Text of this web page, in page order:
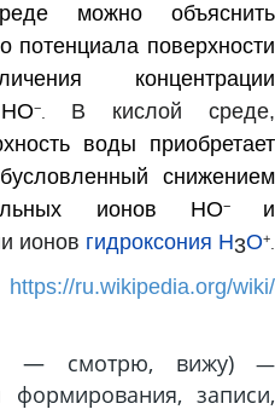
можно объяснить
потенциала поверхности
концентрации
HO−
В кислой среде,
воды приобретает
снижением
ионов
HO−
и
ионов гидроксония H3O+
https://ru.wikipedia.org/wiki/
— смотрю, вижу)—
формирования, записи,